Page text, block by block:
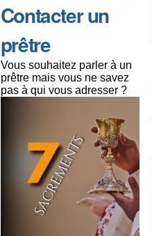
Contacter un
prêtre
Vous souhaitez parler à un
prêtre mais vous ne savez
pas à qui vous adresser ?